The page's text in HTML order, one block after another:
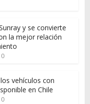
y se convierte
la mejor relación
0
vehículos con
en Chile
0